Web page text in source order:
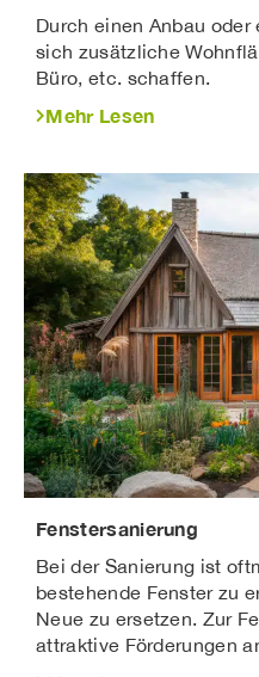
Durch einen Anbau
sich zusätzliche
Büro, etc. schaffen.
Mehr Lesen
Fenstersanierung
Bei der Sanierung ist
bestehende Fenster zu
Neue zu ersetzen. Zur
attraktive Förderungen